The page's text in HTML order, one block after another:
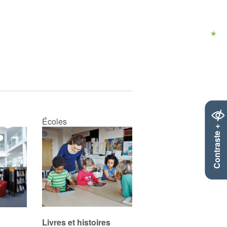
Contraste +
Écoles
Livres et histoires